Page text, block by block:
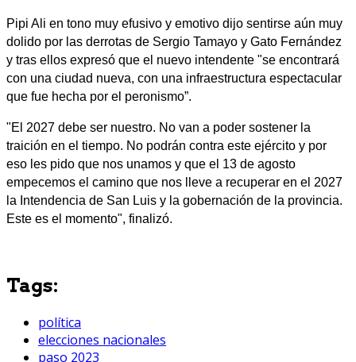
Pipi Ali en tono muy efusivo y emotivo dijo sentirse aún muy
dolido por las derrotas de Sergio Tamayo y Gato Fernández
y tras ellos expresó que el nuevo intendente "se encontrará
con una ciudad nueva, con una infraestructura espectacular
que fue hecha por el peronismo”.
"El 2027 debe ser nuestro. No van a poder sostener la
traición en el tiempo. No podrán contra este ejército y por
eso les pido que nos unamos y que el 13 de agosto
empecemos el camino que nos lleve a recuperar en el 2027
la Intendencia de San Luis y la gobernación de la provincia.
Este es el momento", finalizó.
Tags:
política
elecciones nacionales
paso 2023